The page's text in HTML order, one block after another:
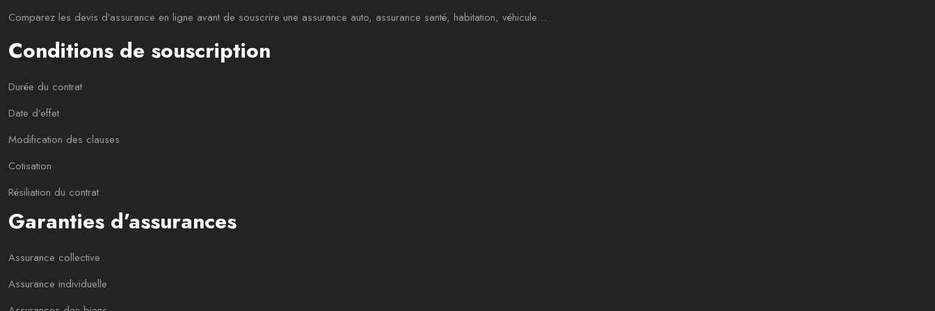
Comparez les devis d’assurance en ligne avant de souscrire une assurance auto, assurance santé, habitation, véhicule…
Conditions de souscription
Durée du contrat
Date d’effet
Modification des clauses
Cotisation
Résiliation du contrat
Garanties d’assurances
Assurance collective
Assurance individuelle